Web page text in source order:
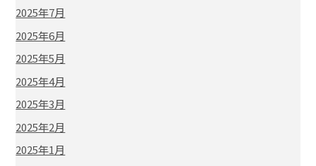
2025年7月
2025年6月
2025年5月
2025年4月
2025年3月
2025年2月
2025年1月